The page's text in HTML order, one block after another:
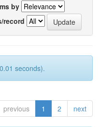
by
record
seconds).
previous 1 2 next